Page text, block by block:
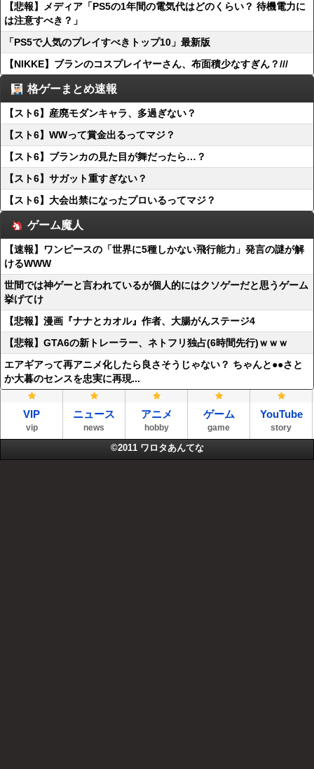
【悲報】メディア「PS5の1年間の電気代はどのくらい？ 待機電力に
は注意すべき？」
「PS5で人気のプレイすべきトップ10」最新版
【NIKKE】ブランのコスプレイヤーさん、布面積少なすぎん？///
格ゲーまとめ速報
【スト6】産廃モダンキャラ、多過ぎない？
【スト6】WWって賞金出るってマジ？
【スト6】ブランカの見た目が舞だったら…？
【スト6】サガット重すぎない？
【スト6】大会出禁になったプロいるってマジ？
ゲーム魔人
【速報】ワンピースの「世界に5種しかない飛行能力」発言の謎が解
けるWWW
世間では神ゲーと言われているが個人的にはクソゲーだと思うゲーム
挙げてけ
【悲報】漫画『ナナとカオル』作者、大腸がんステージ4
【悲報】GTA6の新トレーラー、ネトフリ独占(6時間先行)ｗｗｗ
エアギアって再アニメ化したら良さそうじゃない？ ちゃんと●●さと
か大暮のセンスを忠実に再現...
VIP
vip
ニュース
news
アニメ
hobby
ゲーム
game
YouTube
story
©2011 ワロタあんてな